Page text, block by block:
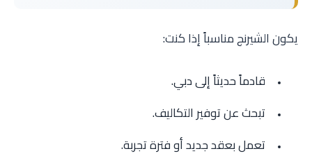
يكون الشيرنج مناسباً إذا كنت:
قادماً حديثاً إلى دبي.
تبحث عن توفير التكاليف.
تعمل بعقد جديد أو فترة تجربة.